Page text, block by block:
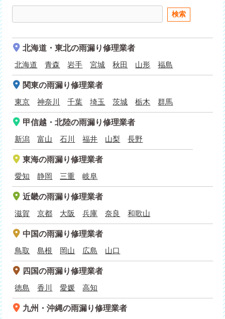
北海道・東北の雨漏り修理業者
北海道
青森 岩手 宮城 秋田 山形 福島
関東の雨漏り修理業者
東京
神奈川 千葉 埼玉 茨城 栃木 群馬
甲信越・北陸の雨漏り修理業者
新潟
富山 石川 福井 山梨 長野
東海の雨漏り修理業者
愛知
静岡 三重 岐阜
近畿の雨漏り修理業者
滋賀
京都 大阪 兵庫 奈良 和歌山
中国の雨漏り修理業者
鳥取
島根 岡山 広島 山口
四国の雨漏り修理業者
徳島
香川 愛媛 高知
九州・沖縄の雨漏り修理業者